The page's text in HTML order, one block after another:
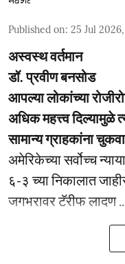
Published on: 25 Jul
अस्वस्थ वर्तमान
डॉ. प्रवीण बनसोड
आपल्या लोकांच्या
अधिक महत्त्व दिल्यामुळे
सामान्य ग्राहकांना
अमेरिकेच्या सर्वोच्च
६-३ च्या निकालात
जगभरावर टॅरीफ लादण